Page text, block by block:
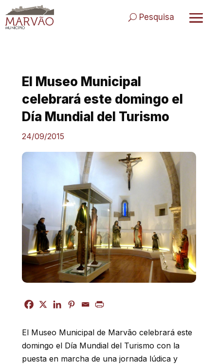
to
content
Pesquisa
El Museo Municipal
celebrará este domingo el
Día Mundial del Turismo
24/09/2015
El Museo Municipal de Marvão celebrará este
domingo el Día Mundial del Turismo con la
puesta en marcha de una jornada lúdica y